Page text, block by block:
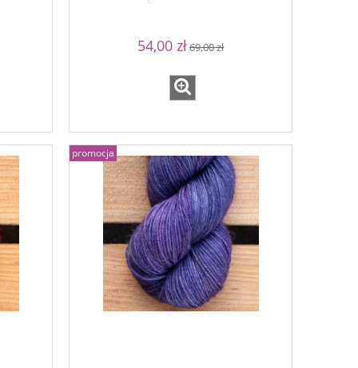
54,00 zł69,00 zł
promocja